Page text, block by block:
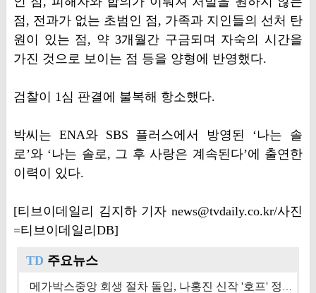
점, 전과가 없는 초범인 점, 가족과 지인들의 선처 탄
원이 있는 점, 약 3개월간 구금되며 자숙의 시간을
가진 것으로 보이는 점 등을 양형에 반영했다.
검찰이 1심 판결에 불복해 항소했다.
박씨는 ENA와 SBS 플러스에서 방영된 ‘나는 솔
로’와 ‘나는 솔로, 그 후 사랑은 계속된다’에 출연한
이력이 있다.
[티브이데일리 김지하 기자 news@tvdaily.co.kr/사진
=티브이데일리DB]
TD 주요뉴스
메가박스중앙 회생 절차 돌입, 나홍진 신작 '호프' 정상 개봉에 쏠린 시선 [상반기 결산 기획]